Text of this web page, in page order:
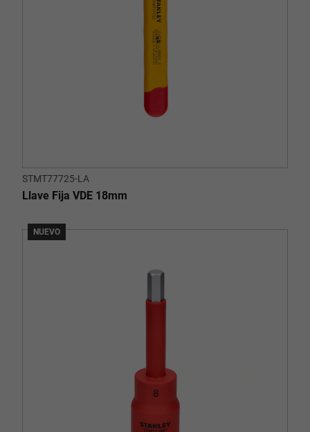
STMT77725-LA
Llave Fija VDE 18mm
NUEVO